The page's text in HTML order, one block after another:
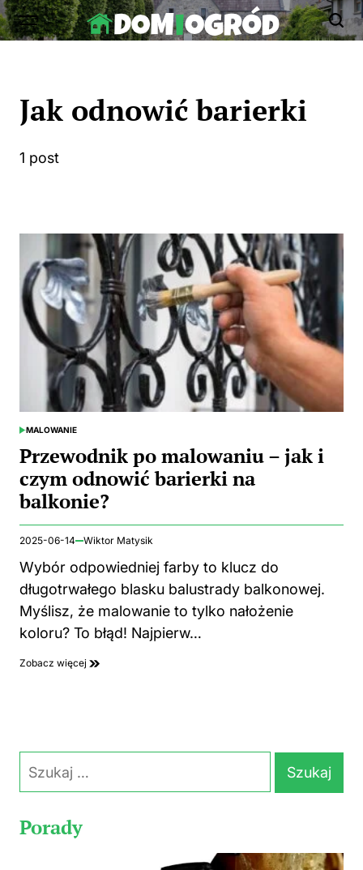
Skip
to
Jak odnowić barierki
1 post
POSTED
MALOWANIE
Przewodnik po malowaniu – jak i
czym odnowić barierki na
balkonie?
2025-06-14 Wiktor Matysik
Wybór odpowiedniej farby to klucz do
długotrwałego blasku balustrady balkonowej.
Myślisz, że malowanie to tylko nałożenie
koloru? To błąd! Najpierw…
Zobacz więcej
Szukaj:
Porady